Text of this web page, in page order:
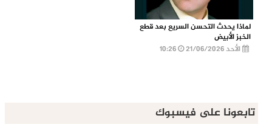
لماذا يحدث التحسن السريع بعد قطع
الخبز الأبيض
الأحد 21/06/2026
تابعونا على فيسبوك